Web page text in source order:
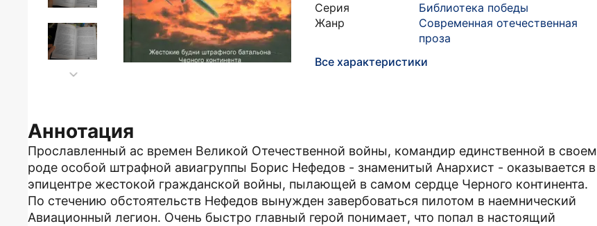
Серия
Библиотека победы
Жанр
Современная отечественная
проза
Все характеристики
Аннотация
Прославленный ас времен Великой Отечественной войны, командир единственной в своем
роде особой штрафной авиагруппы Борис Нефедов - знаменитый Анархист - оказывается в
эпицентре жестокой гражданской войны, пылающей в самом сердце Черного континента.
По стечению обстоятельств Нефедов вынужден завербоваться пилотом в наемнический
Авиационный легион. Очень быстро главный герой понимает, что попал в настоящий